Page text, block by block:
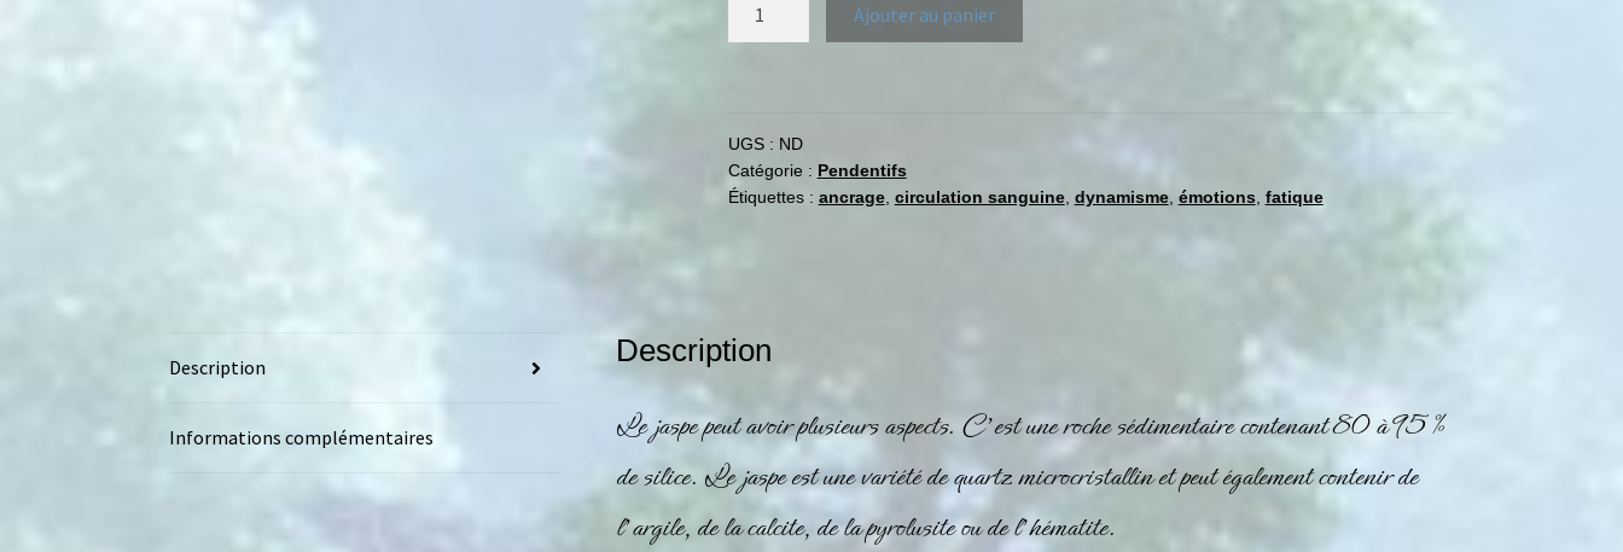
Ajouter au panier
UGS : ND
Catégorie : Pendentifs
Étiquettes : ancrage, circulation sanguine, dynamisme, émotions fatique
Description
Informations complémentaires
Description
Lejaspepeut avoir plusieurs aspects. C’est une roche sédimentaire contenant 80 à 95 %
de silice. Lejaspeest une variété de quartz microcristallin et peut également contenir de
l’argile, de lacalcite, de la pyrolusite ou de l’hématite.